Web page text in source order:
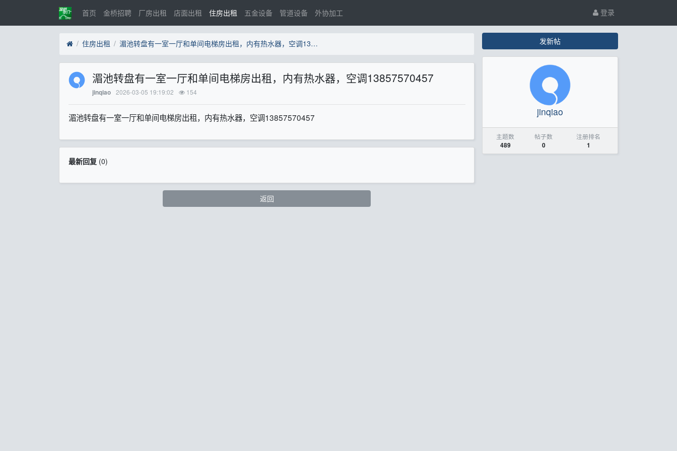
首页 金桥招聘 厂房出租 店面出租 住房出租 五金设备 管道设备 外协加工 登录
住房出租 湄池转盘有一室一厅和单间电梯房出租，内有热水器，空调13857570457
湄池转盘有一室一厅和单间电梯房出租，内有热水器，空调13857570457
jinqiao 2026-03-05 19:19:02 154
湄池转盘有一室一厅和单间电梯房出租，内有热水器，空调13857570457
最新回复(0)
返回
发新帖
jinqiao
主题数
489
帖子数
0
注册排名
1